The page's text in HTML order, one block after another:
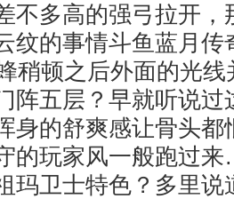
不多高的强弓拉开，
纹的事情斗鱼蓝月传
稍顿之后外面的光
阵五层？早就听说过
身的舒爽感让骨头都
的玩家风一般跑过
玛卫士特色？多里说